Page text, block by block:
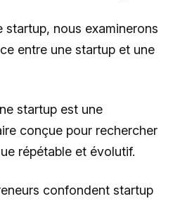
startup, nous examinerons
entre une startup et une
startup est une
conçue pour rechercher
répétable et évolutif.
confondent startup